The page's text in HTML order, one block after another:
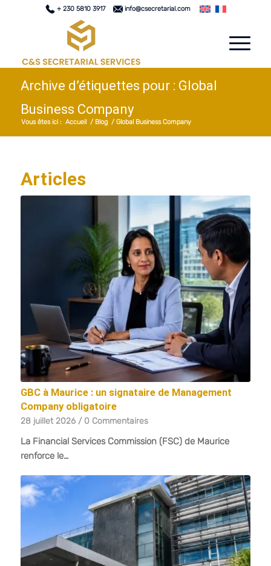
+ 230 5810 3917 info@csecretarial.com
Archive d’étiquettes pour : Global
Business Company
Vous êtes ici : Accueil / Blog / Global Business Company
Articles
GBC à Maurice : un signataire de Management
Company obligatoire
28 juillet 2026 / 0 Commentaires
La Financial Services Commission (FSC) de Maurice
renforce le…